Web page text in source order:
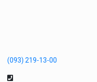
(093) 219-13-00